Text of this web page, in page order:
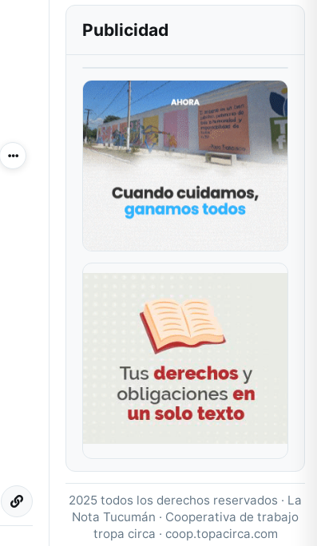
Más acciones
Publicidad
2025 todos los derechos reservados · La
Nota Tucumán · Cooperativa de trabajo
tropa circa · coop.topacirca.com